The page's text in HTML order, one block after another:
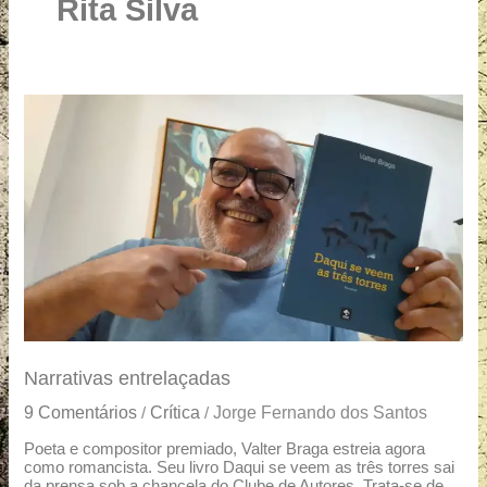
e
Rita Silva
Narrativas entrelaçadas
9 Comentários / Crítica /Jorge Fernando dos Santos
Poeta e compositor premiado, Valter Braga estreia agora
como romancista. Seu livro Daqui se veem as três torres sai
Narrativas
entrelaçadas